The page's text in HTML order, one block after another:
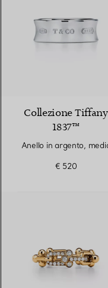
Collezione Tiffany
1837™
Anello in argento,
€ 520